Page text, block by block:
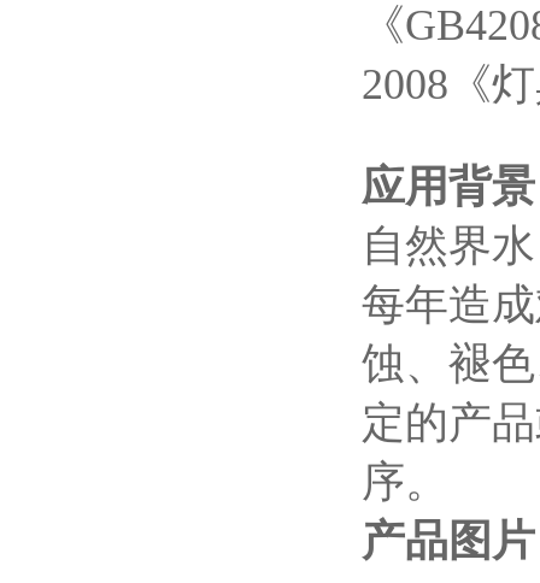
《
2008《
应用背景
自然界
每年造
蚀、褪
定的产
序。
产品图片